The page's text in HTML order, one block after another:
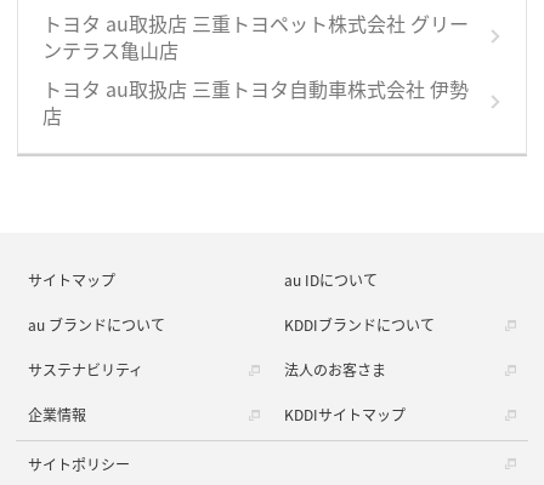
トヨタ au取扱店 三重トヨペット株式会社 グリー
ンテラス亀山店
トヨタ au取扱店 三重トヨタ自動車株式会社 伊勢
店
サイトマップ au IDについて
au ブランドについて KDDIブランドについて
サステナビリティ 法人のお客さま
企業情報 KDDIサイトマップ
サイトポリシー